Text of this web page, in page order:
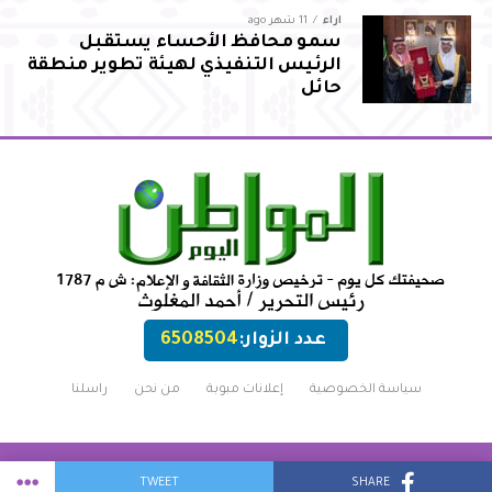
SHARE
TWEET
آراء 11 شهر ago
سمو محافظ الأحساء يستقبل
الرئيس التنفيذي لهيئة تطوير منطقة
حائل
عدد الزوار:6508504
سياسة الخصوصية إعلانات مبوبة من نحن راسلنا
Copyright © 2017 almowatenalyoum.com